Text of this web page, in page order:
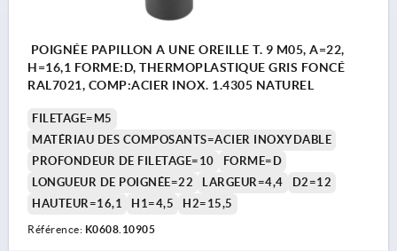
POIGNÉE PAPILLON A UNE OREILLE T. 9 M05, A=22,
H=16,1 FORME:D, THERMOPLASTIQUE GRIS FONCÉ
RAL7021, COMP:ACIER INOX. 1.4305 NATUREL
FILETAGE=M5
MATÉRIAU DES COMPOSANTS=ACIER INOXYDABLE
PROFONDEUR DE FILETAGE=10
FORME=D
LONGUEUR DE POIGNÉE=22
LARGEUR=4,4
D2=12
HAUTEUR=16,1
H1=4,5 H2=15,5
Référence: K0608.10905